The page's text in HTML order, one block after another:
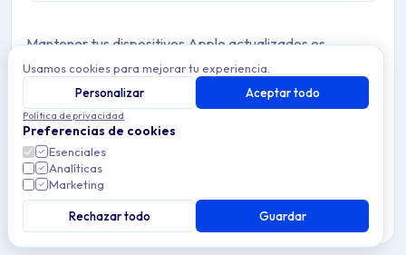
Mantener tus dispositivos Apple actualizados es
fundamental para la seguridad, el rendimiento y el
acceso a las últimas funciones. Con Applivery, puedes
controlar cómo y cuándo se entregan las actualizaciones
a los iPhones, iPads y Macs de tu organización,
garantizando que las actualizaciones no interrumpan los
flujos de trabajo y que los dispositivos cumplan con tus
políticas.
Usamos cookies para mejorar tu experiencia.
Personalizar
Aceptar todo
Política de privacidad
Preferencias de cookies
Esenciales
Analíticas
Marketing
Rechazar todo Guardar